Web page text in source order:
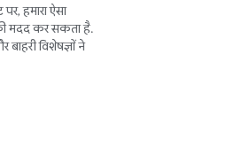
हमारा ऐसा
मदद कर सकता है.
विशेषज्ञों ने